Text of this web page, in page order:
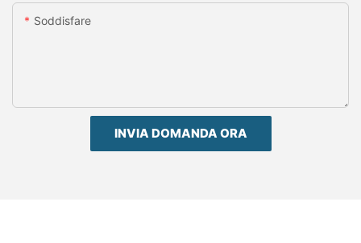
Soddisfare
INVIA DOMANDA ORA